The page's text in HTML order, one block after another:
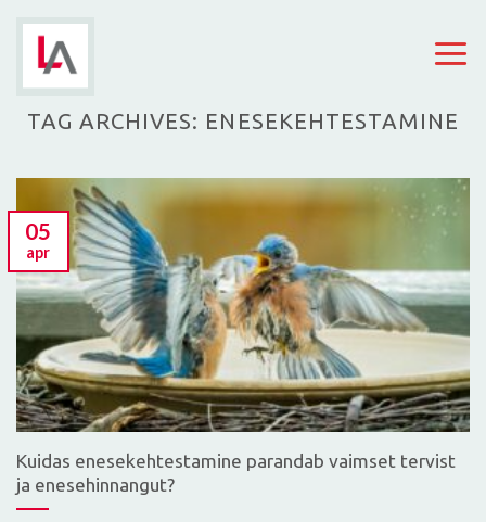
content
TAG ARCHIVES: ENESEKEHTESTAMINE
Kuidas enesekehtestamine parandab vaimset tervist
ja enesehinnangut?
05
apr